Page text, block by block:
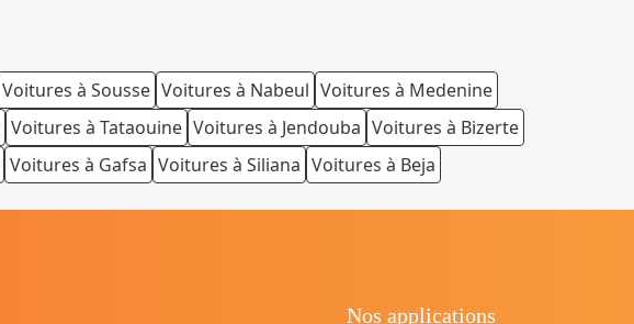
Voitures à Sousse Voitures à Nabeul Voitures à Medenine
Voitures à Tataouine Voitures à Jendouba Voitures à Bizerte
Voitures à Gafsa Voitures à Siliana Voitures à Beja
Nos applications